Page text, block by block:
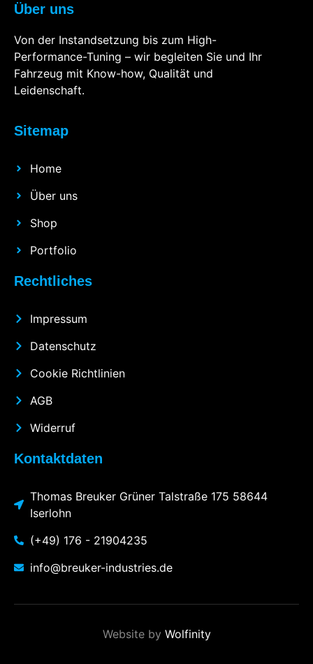
Über uns
Von der Instandsetzung bis zum High-
Performance-Tuning – wir begleiten Sie und Ihr
Fahrzeug mit Know-how, Qualität und
Leidenschaft.
Sitemap
Home
Über uns
Shop
Portfolio
Rechtliches
Impressum
Datenschutz
Cookie Richtlinien
AGB
Widerruf
Kontaktdaten
Thomas Breuker Grüner Talstraße 175 58644
Iserlohn
(+49) 176 - 21904235
info@breuker-industries.de
Website by Wolfinity